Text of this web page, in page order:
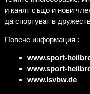
и канят също и нови
да спортуват в
Повече информация :
www.sport-
www.sport-
www.lsvbw.de